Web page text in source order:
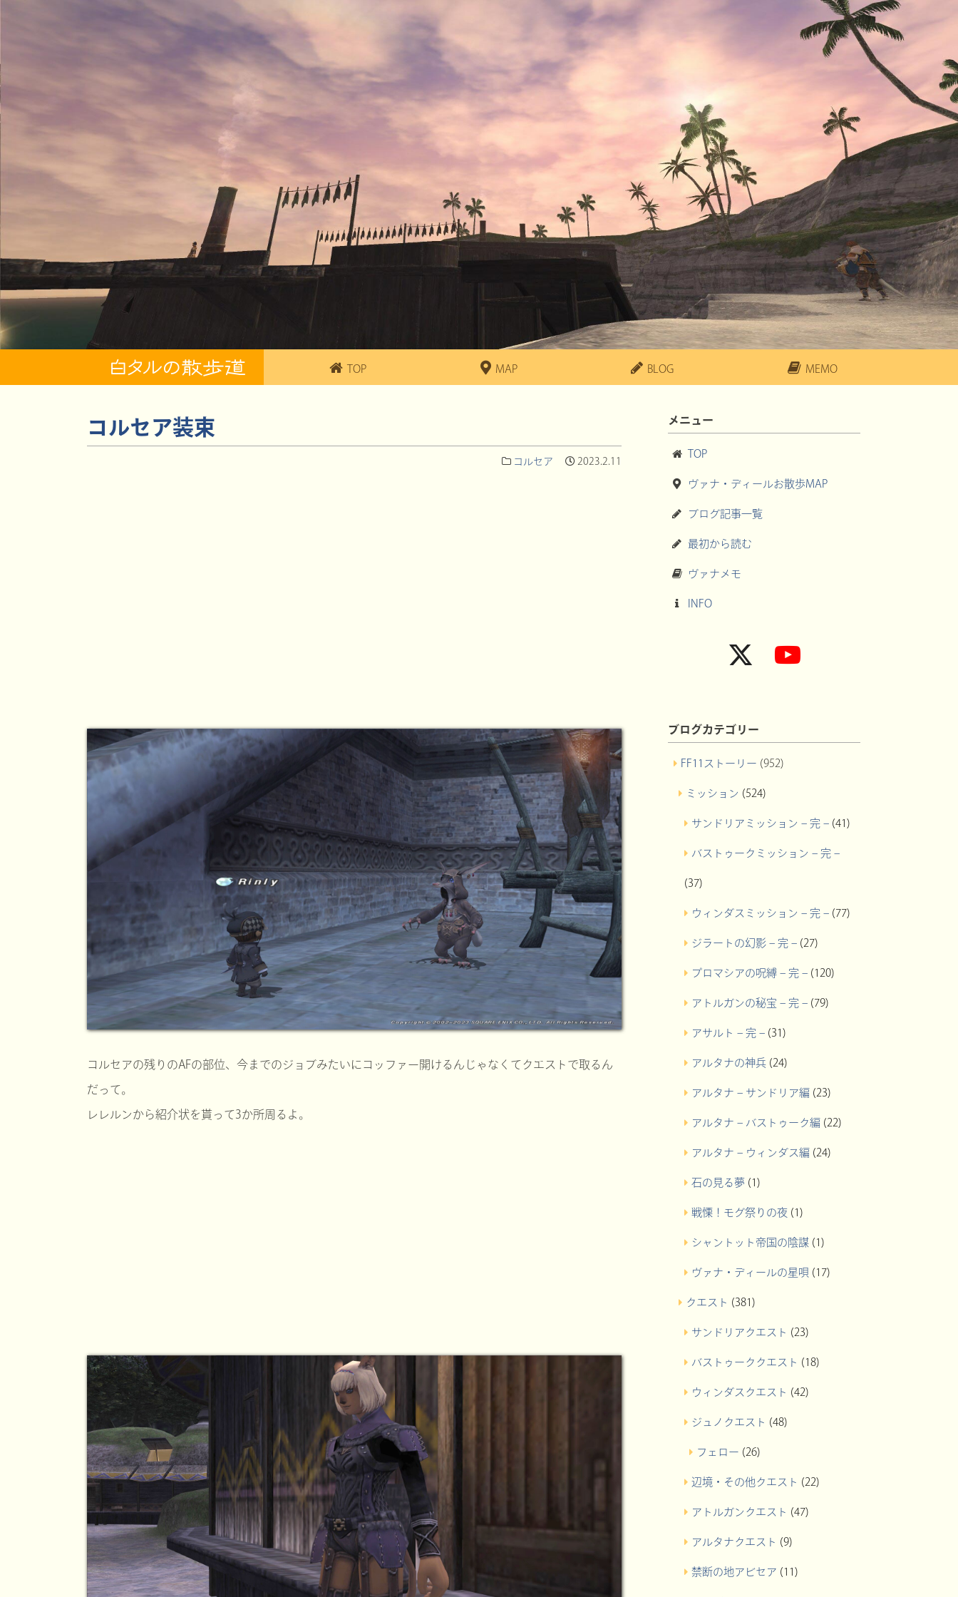
TOP MAP BLOG MEMO
コルセア装束
コルセア 2023.2.11
コルセアの残りのAFの部位、今までのジョブみたいにコッファー開けるんじゃなくてクエストで取るん
だって。
レレルンから紹介状を貰って3か所周るよ。
メニュー
TOP
ヴァナ・ディールお散歩MAP
ブログ記事一覧
最初から読む
ヴァナメモ
INFO
ブログカテゴリー
FF11ストーリー (952)
ミッション (524)
サンドリアミッション – 完 –(41)
バストゥークミッション – 完 –
(37)
ウィンダスミッション – 完 –(77)
ジラートの幻影 – 完 –(27)
プロマシアの呪縛 – 完 –(120)
アトルガンの秘宝 – 完 –(79)
アサルト – 完 –(31)
アルタナの神兵(24)
アルタナ – サンドリア編 (23)
アルタナ – バストゥーク編 (22)
アルタナ – ウィンダス編 (24)
石の見る夢 (1)
戦慄！モグ祭りの夜(1)
シャントット帝国の陰謀(1)
ヴァナ・ディールの星唄 (17)
クエスト (381)
サンドリアクエスト (23)
バストゥーククエスト (18)
ウィンダスクエスト (42)
ジュノクエスト (48)
フェロー (26)
辺境・その他クエスト (22)
アトルガンクエスト (47)
アルタナクエスト (9)
禁断の地アビセア (11)